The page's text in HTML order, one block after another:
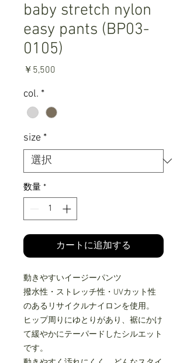
baby stretch nylon
easy pants (BP03-
0105)
￥5,500
col. *
size *
数量 *
カートに追加する
動きやすいイージーパンツ
撥水性・ストレッチ性・UVカット性
のあるリサイクルナイロンを使用。
ヒップ周りにゆとりがあり、裾にかけ
て緩やかにテーパードしたシルエット
です。